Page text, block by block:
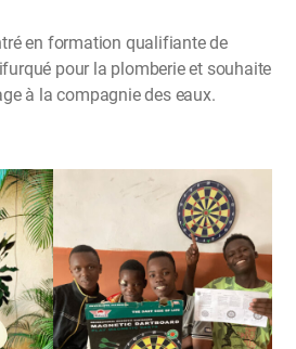
en formation qualifiante de
pour la plomberie et souhaite
à la compagnie des eaux.